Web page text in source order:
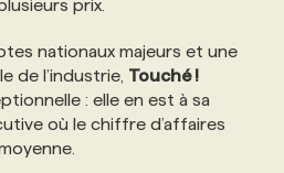
prix.
nationaux majeurs et une
de l’industrie, Touché !
: elle en est à sa
où le chiffre d’affaires